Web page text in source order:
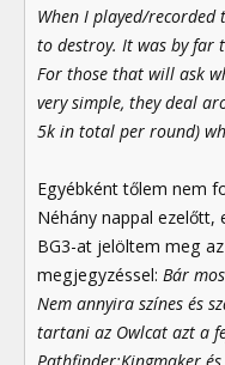
When I played/
to destroy. It was by far
For those that will ask
very simple, they deal
5k in total per round)
Egyébként tőlem nem
Néhány nappal
BG3-at jelöltem meg
megjegyzéssel: Bár
Nem annyira színes és
tartani az Owlcat azt a